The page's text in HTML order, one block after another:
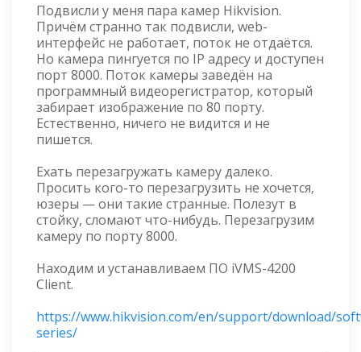
Подвисли у меня пара камер Hikvision.
Причём странно так подвисли, web-
интерфейс не работает, поток не отдаётся.
Но камера пингуется по IP адресу и доступен
порт 8000. Поток камеры заведён на
программный видеорегистратор, который
забирает изображение по 80 порту.
Естественно, ничего не видится и не
пишется.
Ехать перезагружать камеру далеко.
Просить кого-то перезагрузить не хочется,
юзеры — они такие странные. Полезут в
стойку, сломают что-нибудь. Перезагрузим
камеру по порту 8000.
Находим и устанавливаем ПО iVMS-4200
Client.
https://www.hikvision.com/en/support/download/
series/